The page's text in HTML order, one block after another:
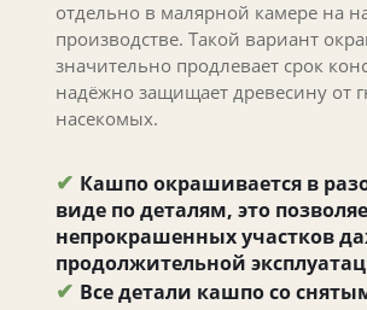
отдельно в малярной камере на
производстве. Такой вариант
значительно продлевает срок
надёжно защищает древесину от
насекомых.
✔ Кашпо окрашивается в
виде по деталям, это
непрокрашенных участков
продолжительной
✔ Все детали кашпо со